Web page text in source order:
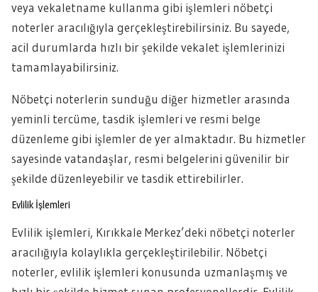
veya vekaletname kullanma gibi işlemleri nöbetçi
noterler aracılığıyla gerçekleştirebilirsiniz. Bu sayede,
acil durumlarda hızlı bir şekilde vekalet işlemlerinizi
tamamlayabilirsiniz.
Nöbetçi noterlerin sunduğu diğer hizmetler arasında
yeminli tercüme, tasdik işlemleri ve resmi belge
düzenleme gibi işlemler de yer almaktadır. Bu hizmetler
sayesinde vatandaşlar, resmi belgelerini güvenilir bir
şekilde düzenleyebilir ve tasdik ettirebilirler.
Evlilik İşlemleri
Evlilik işlemleri, Kırıkkale Merkez’deki nöbetçi noterler
aracılığıyla kolaylıkla gerçekleştirilebilir. Nöbetçi
noterler, evlilik işlemleri konusunda uzmanlaşmış ve